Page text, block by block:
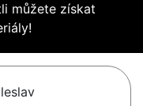
můžete získat